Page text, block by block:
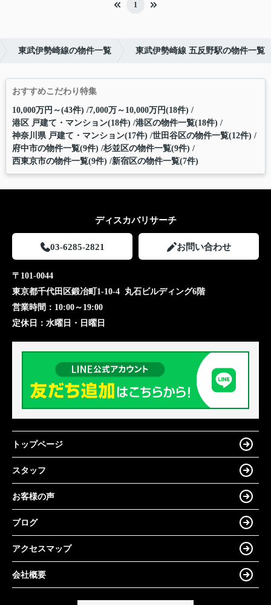
1
東武伊勢崎線の物件一覧 東武伊勢崎線 五反野駅の物件一覧
おすすめこだわり特集
10,000万円～(43件) 7,000万～10,000万円(18件)
港区 戸建て・マンション(18件) 港区の物件一覧(18件)
神奈川県 戸建て・マンション(17件) 世田谷区の物件一覧(12件)
府中市の物件一覧(9件) 杉並区の物件一覧(9件)
西東京市の物件一覧(9件) 新宿区の物件一覧(7件)
ディスカバリサーチ
03-6285-2821 お問い合わせ
〒101-0044
東京都千代田区鍛冶町1-10-4 丸石ビルディング6階
営業時間： 10:00～19:00
定休日： 水曜日・日曜日
トップページ
スタッフ
お客様の声
ブログ
アクセスマップ
会社概要